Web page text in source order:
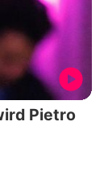
Pietro